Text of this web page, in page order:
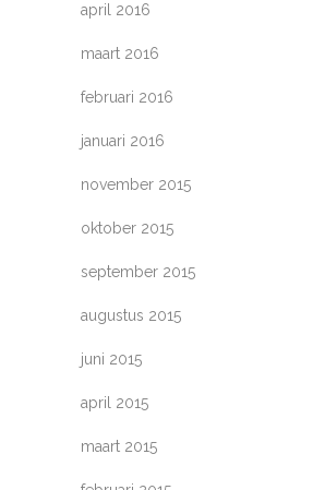
april 2016
maart 2016
februari 2016
januari 2016
november 2015
oktober 2015
september 2015
augustus 2015
juni 2015
april 2015
maart 2015